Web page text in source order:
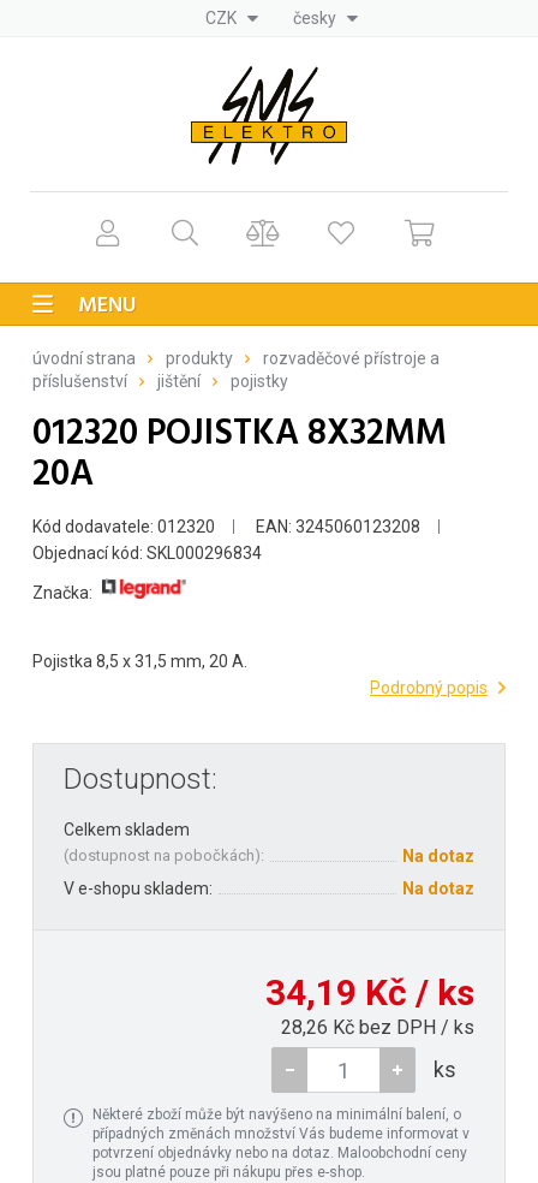
CZK česky
MENU
úvodní strana produkty
rozvaděčové přístroje a
příslušenství
jištění pojistky
012320 POJISTKA 8X32MM
20A
Kód dodavatele: 012320
EAN: 3245060123208
Objednací kód: SKL000296834
Značka:
Pojistka 8,5 x 31,5 mm, 20 A.
Podrobný popis
Dostupnost:
Celkem skladem
(dostupnost na pobočkách):
Na dotaz
V e-shopu skladem:
Na dotaz
34,19 Kč / ks
28,26 Kč bez DPH / ks
ks
Některé zboží může být navýšeno na minimální balení, o
případných změnách množství Vás budeme informovat v
potvrzení objednávky nebo na dotaz. Maloobchodní ceny
jsou platné pouze při nákupu přes e-shop.